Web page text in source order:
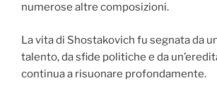
numerose altre composizioni.
La vita di Shostakovich fu segnata da
talento, da sfide politiche e da
continua a risuonare profondamente.